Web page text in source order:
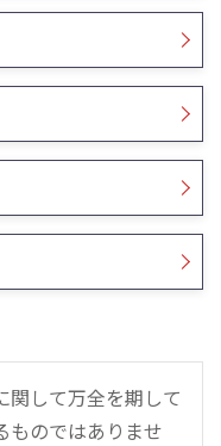
関して万全を期して
ものではありませ